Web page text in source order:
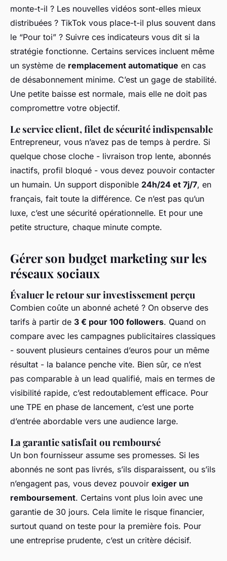
monte-t-il ? Les nouvelles vidéos sont-elles mieux
distribuées ? TikTok vous place-t-il plus souvent dans
le “Pour toi” ? Suivre ces indicateurs vous dit si la
stratégie fonctionne. Certains services incluent même
un système de remplacement automatique en cas
de désabonnement minime. C’est un gage de stabilité.
Une petite baisse est normale, mais elle ne doit pas
compromettre votre objectif.
Le service client, filet de sécurité indispensable
Entrepreneur, vous n’avez pas de temps à perdre. Si
quelque chose cloche - livraison trop lente, abonnés
inactifs, profil bloqué - vous devez pouvoir contacter
un humain. Un support disponible 24h/24 et 7j/7, en
français, fait toute la différence. Ce n’est pas qu’un
luxe, c’est une sécurité opérationnelle. Et pour une
petite structure, chaque minute compte.
Gérer son budget marketing sur les
réseaux sociaux
Évaluer le retour sur investissement perçu
Combien coûte un abonné acheté ? On observe des
tarifs à partir de 3 € pour 100 followers. Quand on
compare avec les campagnes publicitaires classiques
- souvent plusieurs centaines d’euros pour un même
résultat - la balance penche vite. Bien sûr, ce n’est
pas comparable à un lead qualifié, mais en termes de
visibilité rapide, c’est redoutablement efficace. Pour
une TPE en phase de lancement, c’est une porte
d’entrée abordable vers une audience large.
La garantie satisfait ou remboursé
Un bon fournisseur assume ses promesses. Si les
abonnés ne sont pas livrés, s’ils disparaissent, ou s’ils
n’engagent pas, vous devez pouvoir exiger un
remboursement. Certains vont plus loin avec une
garantie de 30 jours. Cela limite le risque financier,
surtout quand on teste pour la première fois. Pour
une entreprise prudente, c’est un critère décisif.